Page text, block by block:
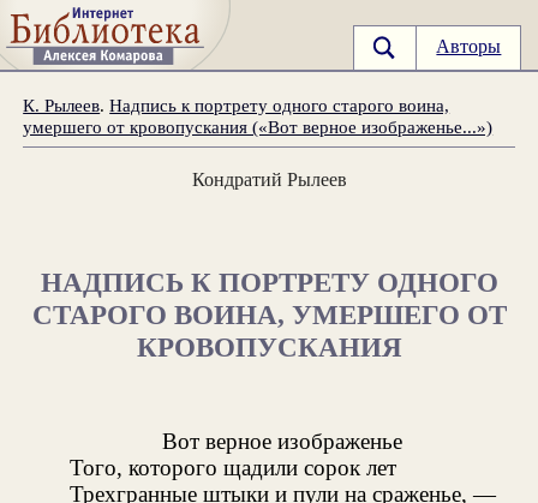
Авторы
К. Рылеев.Надпись к портрету одного старого воина,
умершего от кровопускания («Вот верное изображенье...»)
Кондратий Рылеев
НАДПИСЬ К ПОРТРЕТУ ОДНОГО
СТАРОГО ВОИНА, УМЕРШЕГО ОТ
КРОВОПУСКАНИЯ
Вот верное изображенье
Того, которого щадили сорок лет
Трехгранные штыки и пули на сраженье, —